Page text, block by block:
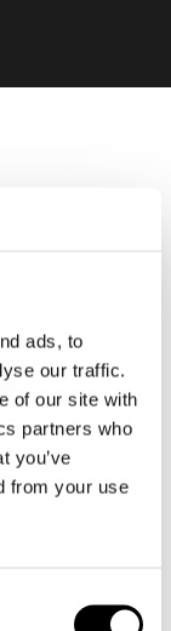
ads, to
our traffic.
of our site with
partners who
you’ve
from your use